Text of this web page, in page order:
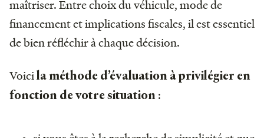
maîtriser. Entre choix du véhicule, mode de
financement et implications fiscales, il est essentiel
de bien réfléchir à chaque décision.
Voicila méthode d’évaluation à privilégier en
fonction de votre situation :